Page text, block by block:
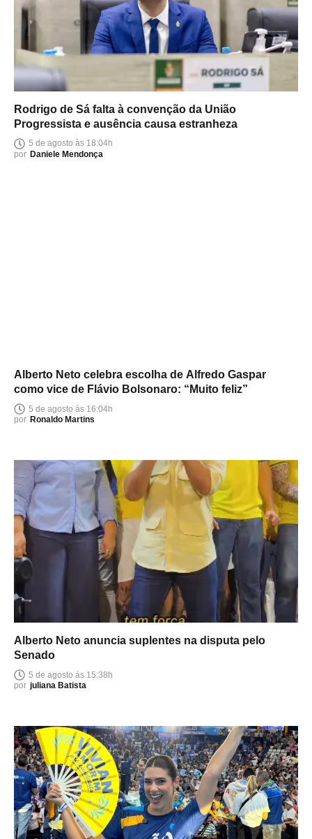
Rodrigo de Sá falta à convenção da União
Progressista e ausência causa estranheza
5 de agosto às 18:04h
por Daniele Mendonça
Alberto Neto celebra escolha de Alfredo Gaspar
como vice de Flávio Bolsonaro: “Muito feliz”
5 de agosto às 16:04h
por Ronaldo Martins
Alberto Neto anuncia suplentes na disputa pelo
Senado
5 de agosto às 15:38h
por juliana Batista